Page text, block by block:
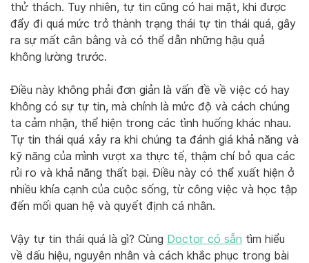
thử thách. Tuy nhiên, tự tin cũng có hai mặt, khi được
đẩy đi quá mức trở thành trạng thái tự tin thái quá, gây
ra sự mất cân bằng và có thể dẫn những hậu quả
không lường trước.
Điều này không phải đơn giản là vấn đề về việc có hay
không có sự tự tin, mà chính là mức độ và cách chúng
ta cảm nhận, thể hiện trong các tình huống khác nhau.
Tự tin thái quá xảy ra khi chúng ta đánh giá khả năng và
kỹ năng của mình vượt xa thực tế, thậm chí bỏ qua các
rủi ro và khả năng thất bại. Điều này có thể xuất hiện ở
nhiều khía cạnh của cuộc sống, từ công việc và học tập
đến mối quan hệ và quyết định cá nhân.
Vậy tự tin thái quá là gì? Cùng Doctor có sẵn tìm hiểu
về dấu hiệu, nguyên nhân và cách khắc phục trong bài